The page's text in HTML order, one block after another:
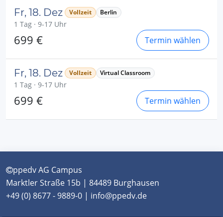
Fr, 18. Dez Vollzeit Berlin
1 Tag · 9-17 Uhr
699 € Termin wählen
Fr, 18. Dez Vollzeit Virtual Classroom
1 Tag · 9-17 Uhr
699 € Termin wählen
ppedv AG Campus
Marktler Straße 15b | 84489 Burghausen
+49 (0) 8677 - 9889-0 | info@ppedv.de